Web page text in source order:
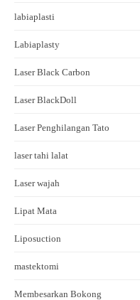
labiaplasti
Labiaplasty
Laser Black Carbon
Laser BlackDoll
Laser Penghilangan Tato
laser tahi lalat
Laser wajah
Lipat Mata
Liposuction
mastektomi
Membesarkan Bokong